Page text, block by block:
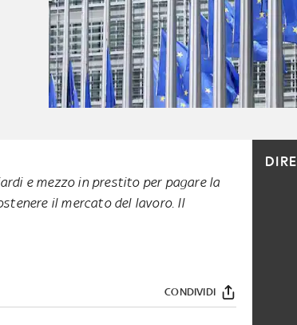
e mezzo in prestito per pagare la
il mercato del lavoro. Il
CONDIVIDI